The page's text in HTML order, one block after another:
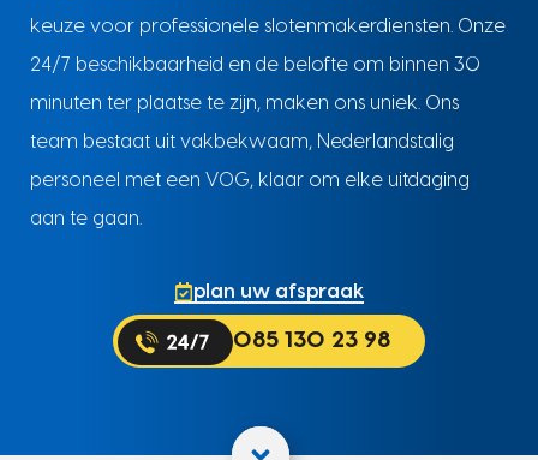
keuze voor professionele slotenmakerdiensten. Onze
24/7 beschikbaarheid en de belofte om binnen 30
minuten ter plaatse te zijn, maken ons uniek. Ons
team bestaat uit vakbekwaam, Nederlandstalig
personeel met een VOG, klaar om elke uitdaging
aan te gaan.
plan uw afspraak
085 130 23 98